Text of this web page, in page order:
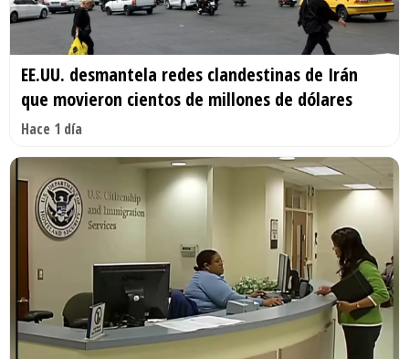
EE.UU. desmantela redes clandestinas de Irán
que movieron cientos de millones de dólares
Hace 1 día